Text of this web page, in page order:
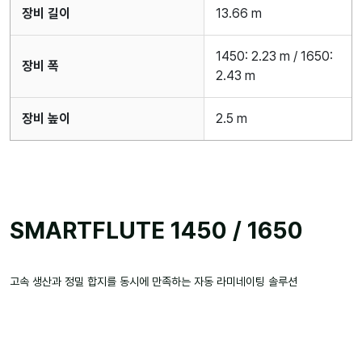
장비 길이 13.66 m
장비 폭
1450: 2.23 m / 1650:
2.43 m
장비 높이 2.5 m
SMARTFLUTE 1450 / 1650
고속 생산과 정밀 합지를 동시에 만족하는 자동 라미네이팅 솔루션